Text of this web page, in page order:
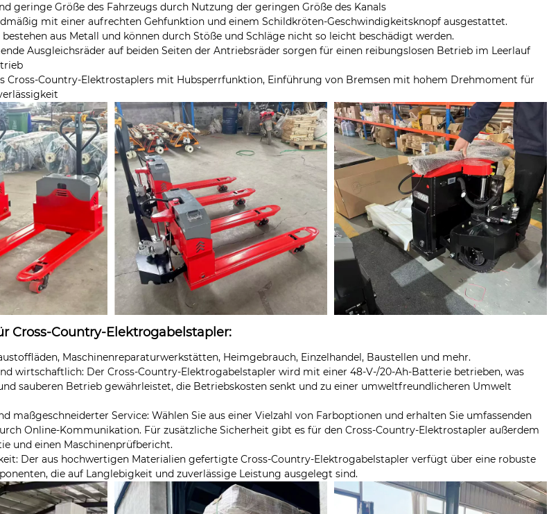
geringe Größe des Fahrzeugs durch Nutzung der geringen Größe des Kanals
mit einer aufrechten Gehfunktion und einem Schildkröten-Geschwindigkeitsknopf ausgestattet.
aus Metall und können durch Stöße und Schläge nicht so leicht beschädigt werden.
Ausgleichsräder auf beiden Seiten der Antriebsräder sorgen für einen reibungslosen Betrieb im Leerlauf
Cross-Country-Elektrostaplers mit Hubsperrfunktion, Einführung von Bremsen mit hohem Drehmoment für
Cross-Country-Elektrogabelstapler:
Maschinenreparaturwerkstätten, Heimgebrauch, Einzelhandel, Baustellen und mehr.
wirtschaftlich: Der Cross-Country-Elektrogabelstapler wird mit einer 48-V-/20-Ah-Batterie betrieben, was
sauberen Betrieb gewährleistet, die Betriebskosten senkt und zu einer umweltfreundlicheren Umwelt
maßgeschneiderter Service: Wählen Sie aus einer Vielzahl von Farboptionen und erhalten Sie umfassenden
Online-Kommunikation. Für zusätzliche Sicherheit gibt es für den Cross-Country-Elektrostapler außerdem
und einen Maschinenprüfbericht.
Der aus hochwertigen Materialien gefertigte Cross-Country-Elektrogabelstapler verfügt über eine robuste
die auf Langlebigkeit und zuverlässige Leistung ausgelegt sind.